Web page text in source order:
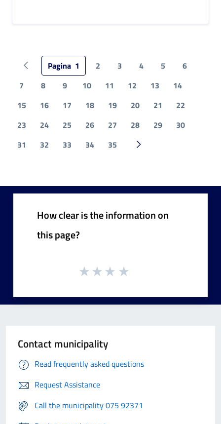
Pagina precedente
Pagina 1 2 3 4 5
6
7
8 9 10 11 12 13
14
15
16 17 18 19 20 21
22
23
24 25 26 27 28 29
30
31
32 33 34 35 Pagina successiva
How clear is the information on
this page?
Contact municipality
Read frequently asked questions
Request Assistance
Call the municipality 075 92371